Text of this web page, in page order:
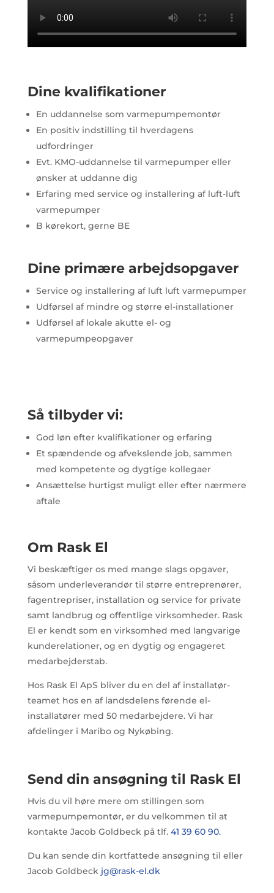
Dine kvalifikationer
En uddannelse som varmepumpemontør
En positiv indstilling til hverdagens
udfordringer
Evt. KMO-uddannelse til varmepumper eller
ønsker at uddanne dig
Erfaring med service og installering af luft-luft
varmepumper
B kørekort, gerne BE
Dine primære arbejdsopgaver
Service og installering af luft luft varmepumper
Udførsel af mindre og større el-installationer
Udførsel af lokale akutte el- og
varmepumpeopgaver
Så tilbyder vi:
God løn efter kvalifikationer og erfaring
Et spændende og afvekslende job, sammen
med kompetente og dygtige kollegaer
Ansættelse hurtigst muligt eller efter nærmere
aftale
Om Rask El
Vi beskæftiger os med mange slags opgaver,
såsom underleverandør til større entreprenører,
fagentrepriser, installation og service for private
samt landbrug og offentlige virksomheder. Rask
El er kendt som en virksomhed med langvarige
kunderelationer, og en dygtig og engageret
medarbejderstab.
Hos Rask El ApS bliver du en del af installatør-
teamet hos en af landsdelens førende el-
installatører med 50 medarbejdere. Vi har
afdelinger i Maribo og Nykøbing.
Send din ansøgning til Rask El
Hvis du vil høre mere om stillingen som
varmepumpemontør, er du velkommen til at
kontakte Jacob Goldbeck på tlf. 41 39 60 90.
Du kan sende din kortfattede ansøgning til eller
Jacob Goldbeck jg@rask-el.dk